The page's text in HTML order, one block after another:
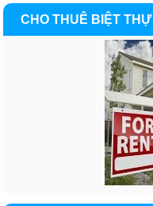
CHO THUÊ BIỆT THỰ